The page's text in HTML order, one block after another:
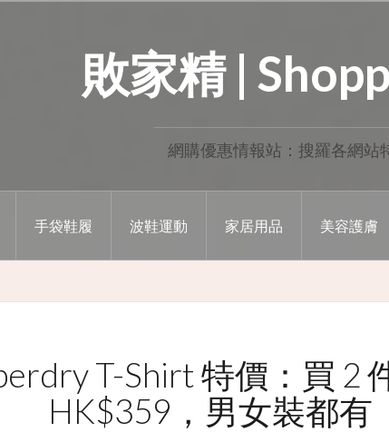
敗家精 |
網購優惠情報站：搜羅各網站
手袋鞋履 波鞋運動 家居用品 美容護膚
T-Shirt 特價：買 2
HK$359，男女裝都有